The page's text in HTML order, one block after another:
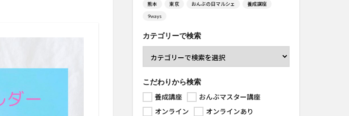
熊本 東京 おんぶの日マルシェ 養成講座
9ways
カテゴリーで検索
こだわりから検索
養成講座
おんぶマスター講座
オンライン
オンラインあり